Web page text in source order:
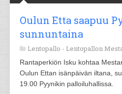
Oulun Etta saapuu
sunnuntaina
Lentopallo - Lentopallon
Rantaperkiön Isku kohtaa
Oulun Ettan isänpäivän iltana,
19.00 Pyynikin palloiluhallissa.